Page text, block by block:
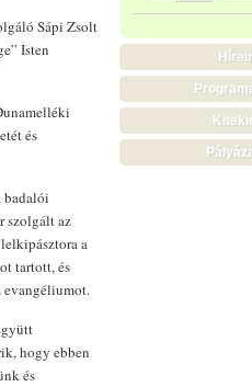
Sápi Zsolt
Isten
és
badalói
szolgált az
a
tartott, és
evangéliumot.
hogy ebben
és